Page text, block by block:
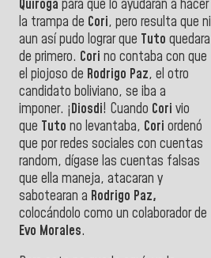
Quiroga para que lo ayudaran a hacer
la trampa de Cori, pero resulta que ni
aun así pudo lograr que Tuto quedara
de primero. Cori no contaba con que
el piojoso de Rodrigo Paz, el otro
candidato boliviano, se iba a
imponer. ¡Diosdi! Cuando Cori vio
que Tuto no levantaba, Cori ordenó
que por redes sociales con cuentas
random, dígase las cuentas falsas
que ella maneja, atacaran y
sabotearan a Rodrigo Paz,
colocándolo como un colaborador de
Evo Morales.